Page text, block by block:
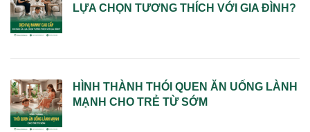
LỰA CHỌN TƯƠNG THÍCH VỚI GIA ĐÌNH?
HÌNH THÀNH THÓI QUEN ĂN UỐNG LÀNH
MẠNH CHO TRẺ TỪ SỚM